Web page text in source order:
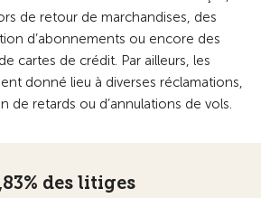
de retour de marchandises, des
d’abonnements ou encore des
cartes de crédit. Par ailleurs, les
donné lieu à diverses réclamations,
de retards ou d’annulations de vols.
des litiges